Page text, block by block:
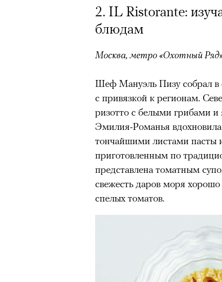
2. IL Ristorante:
блюдам
Москва, метро «Охотный
Шеф Мануэль Пизу собрал в
с привязкой к регионам.
ризотто с белыми грибами
Эмилия-Романья
тончайшими листами пасты
приготовленным по
представлена томатным
свежесть даров моря
спелых томатов.
Кадр из фильма «Зеленые глаза»